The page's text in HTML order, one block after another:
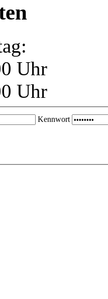
Uhr
Uhr
Kennwort